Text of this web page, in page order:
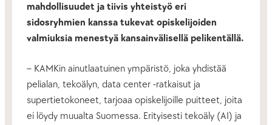
mahdollisuudet ja tiivis yhteistyö eri
sidosryhmien kanssa tukevat opiskelijoiden
valmiuksia menestyä kansainvälisellä pelikentällä.
– KAMKin ainutlaatuinen ympäristö, joka yhdistää
pelialan, tekoälyn, data center -ratkaisut ja
supertietokoneet, tarjoaa opiskelijoille puitteet, joita
ei löydy muualta Suomessa. Erityisesti tekoäly (AI) ja